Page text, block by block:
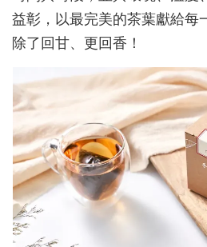
益彰，以最完美的茶葉獻給每
除了回甘、更回香！